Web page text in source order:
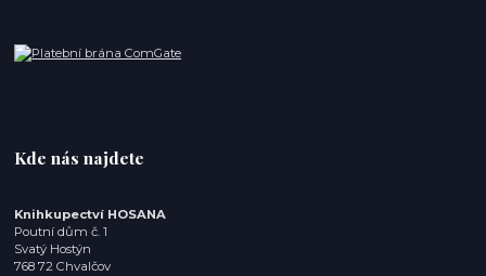
Kde nás najdete
Knihkupectví HOSANA
Poutní dům č. 1
Svatý Hostýn
768 72 Chvalčov